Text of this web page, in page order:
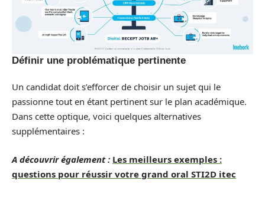
Définir une problématique pertinente
Un candidat doit s’efforcer de choisir un sujet qui le
passionne tout en étant pertinent sur le plan académique.
Dans cette optique, voici quelques alternatives
supplémentaires :
A découvrir également : Les meilleurs exemples :
questions pour réussir votre grand oral STI2D itec